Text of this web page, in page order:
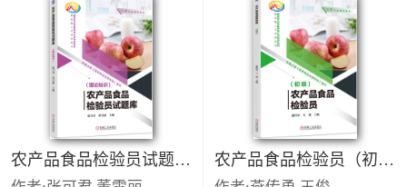
农产品食品检验员试题库 （理论知识） 农产品食品检验员（初级）